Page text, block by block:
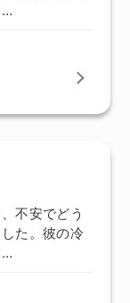
…
不安でどう
た。彼の冷
…